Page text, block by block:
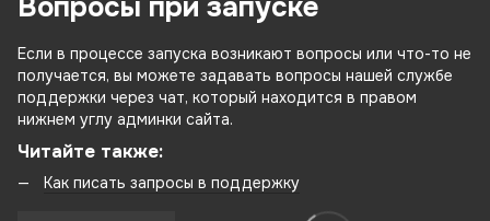
Если в процессе запуска возникают вопросы или что-то не
получается, вы можете задавать вопросы нашей службе
поддержки через чат, который находится в правом
нижнем углу админки сайта.
Читайте также:
Как писать запросы в поддержку